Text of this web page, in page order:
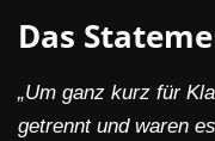
Das
„Um ganz kurz für
getrennt und waren